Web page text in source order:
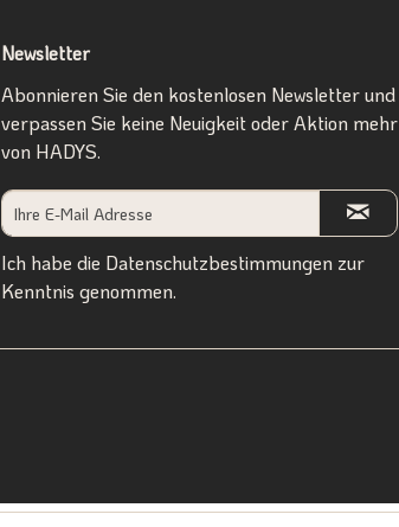
Newsletter
Abonnieren Sie den kostenlosen Newsletter und
verpassen Sie keine Neuigkeit oder Aktion mehr
von HADYS.
Ich habe die Datenschutzbestimmungen zur
Kenntnis genommen.